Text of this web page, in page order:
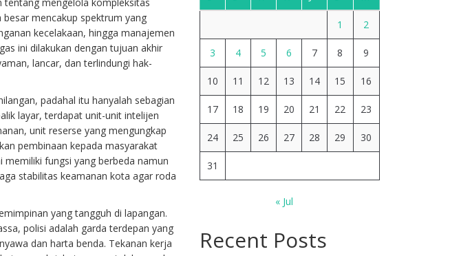
mencakup spektrum yang
kecelakaan, hingga manajemen
ini dilakukan dengan tujuan akhir
lancar, dan terlindungi hak-
padahal itu hanyalah sebagian
layar, terdapat unit-unit intelijen
unit reserse yang mengungkap
pembinaan kepada masyarakat
fungsi yang berbeda namun
stabilitas keamanan kota agar roda
yang tangguh di lapangan.
polisi adalah garda terdepan yang
dan harta benda. Tekanan kerja
1 2
3 4 5 6 7 8 9
10 11 12 13 14 15 16
17 18 19 20 21 22 23
24 25 26 27 28 29 30
31
« Jul
Recent Posts